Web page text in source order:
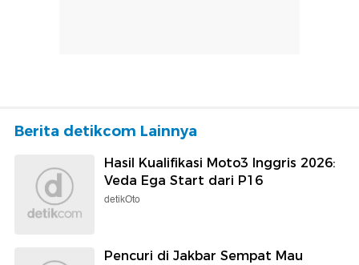
Berita detikcom Lainnya
Hasil Kualifikasi Moto3 Inggris 2026:
Veda Ega Start dari P16
detikOto
Pencuri di Jakbar Sempat Mau